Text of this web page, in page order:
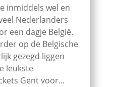
inmiddels wel en
Nederlanders
een dagje België.
op de Belgische
gezegd liggen
leukste
Gent voor...